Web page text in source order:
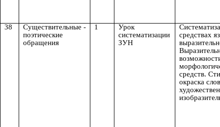
38
Существительные -
поэтические
обращения
1
Урок
систематизации
ЗУН
средствах
средств.
окраска